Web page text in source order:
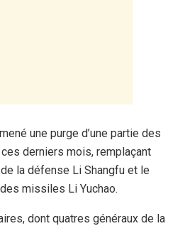
une purge d’une partie des
derniers mois, remplaçant
la défense Li Shangfu et le
missiles Li Yuchao.
dont quatres généraux de la